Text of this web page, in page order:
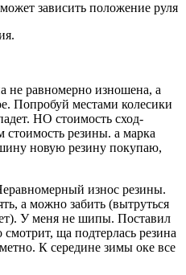
зависить положение руля
не равномерно изношена, а
Попробуй местами колесики
НО стоимость сход-
резины. а марка
новую резину покупаю,
износ резины.
а можно забить (вытруться
У меня не шипы. Поставил
ща подтерлась резина
К середине зимы оке все